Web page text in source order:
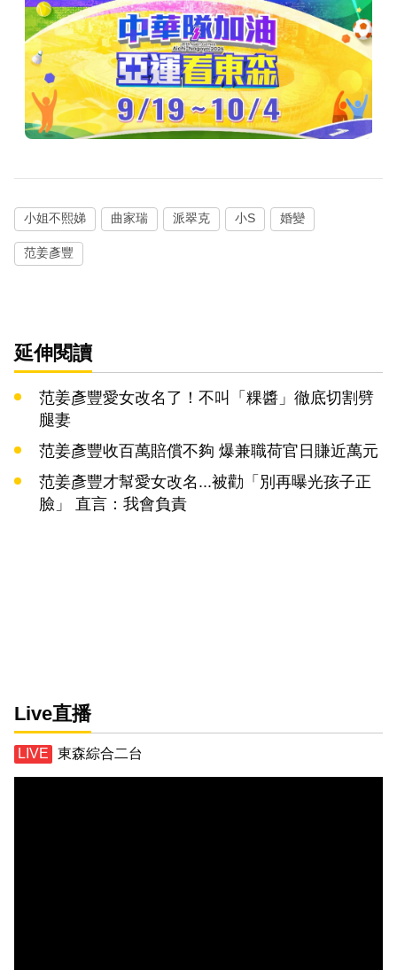
小姐不熙娣 曲家瑞 派翠克 小S 婚變
范姜彥豐
延伸閱讀
范姜彥豐愛女改名了！不叫「粿醬」徹底切割劈
腿妻
范姜彥豐收百萬賠償不夠 爆兼職荷官日賺近萬元
范姜彥豐才幫愛女改名...被勸「別再曝光孩子正
臉」 直言：我會負責
Live直播
東森綜合二台